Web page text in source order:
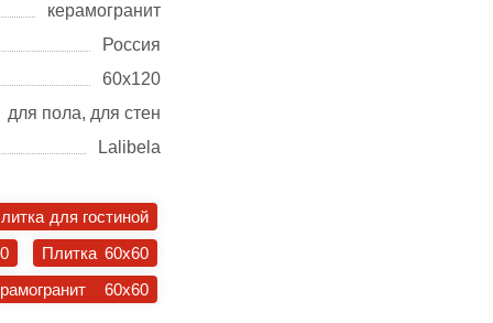
керамогранит
Россия
60х120
для пола, для стен
Lalibela
для гостиной
Плитка 60x60
60x60